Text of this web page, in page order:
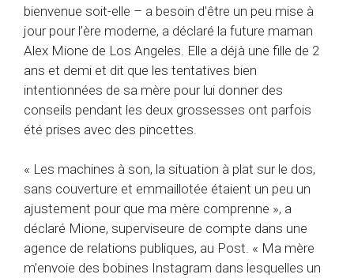
bienvenue soit-elle – a besoin d’être un peu mise à
jour pour l’ère moderne, a déclaré la future maman
Alex Mione de Los Angeles. Elle a déjà une fille de 2
ans et demi et dit que les tentatives bien
intentionnées de sa mère pour lui donner des
conseils pendant les deux grossesses ont parfois
été prises avec des pincettes.
« Les machines à son, la situation à plat sur le dos,
sans couverture et emmaillotée étaient un peu un
ajustement pour que ma mère comprenne », a
déclaré Mione, superviseure de compte dans une
agence de relations publiques, au Post. « Ma mère
m’envoie des bobines Instagram dans lesquelles un